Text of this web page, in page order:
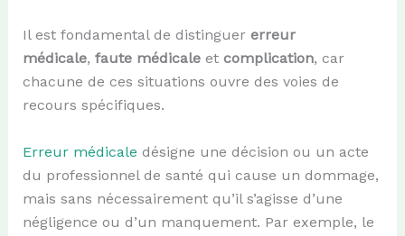
Il est fondamental de distinguer erreur
médicale, faute médicaleet complication, car
chacune de ces situations ouvre des voies de
recours spécifiques.
Erreur médicale désigne une décision ou un acte
du professionnel de santé qui cause un dommage,
mais sans nécessairement qu’il s’agisse d’une
négligence ou d’un manquement. Par exemple, le